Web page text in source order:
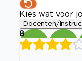
Kies wat voor
Docenten/
8